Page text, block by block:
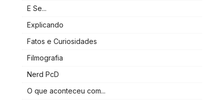
E Se...
Explicando
Fatos e Curiosidades
Filmografia
Nerd PcD
O que aconteceu com...